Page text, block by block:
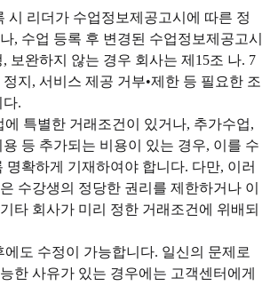
시 리더가 수업정보제공고시에 따른 정
, 수업 등록 후 변경된 수업정보제공고시
보완하지 않는 경우 회사는 제15조 나. 7
지, 서비스 제공 거부•제한 등 필요한 조
다.
에 특별한 거래조건이 있거나, 추가수업,
등 추가되는 비용이 있는 경우, 이를 수
명확하게 기재하여야 합니다. 다만, 이러
수강생의 정당한 권리를 제한하거나 이
타 회사가 미리 정한 거래조건에 위배되
에도 수정이 가능합니다. 일신의 문제로
한 사유가 있는 경우에는 고객센터에게